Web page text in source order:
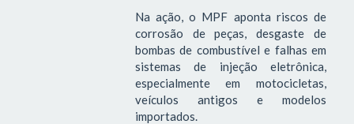
Na ação, o MPF aponta riscos de
corrosão de peças, desgaste de
bombas de combustível e falhas em
sistemas de injeção eletrônica,
especialmente em motocicletas,
veículos antigos e modelos
importados.